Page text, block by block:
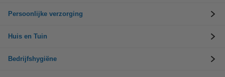
Persoonlijke verzorging
Huis en Tuin
Bedrijfshygiëne